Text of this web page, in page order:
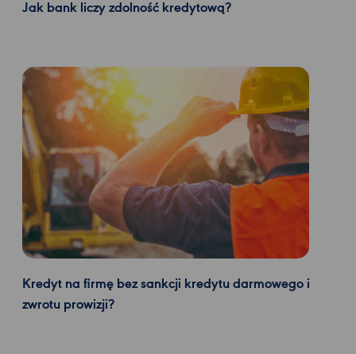
Jak bank liczy zdolność kredytową?
Kredyt na firmę bez sankcji kredytu darmowego i
zwrotu prowizji?